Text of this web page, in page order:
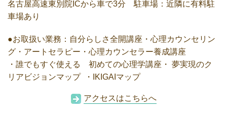
名古屋高速東別院ICから車で3分 駐車場：近隣に有料駐
車場あり
●お取扱い業務： 自分らしさ全開講座・心理カウンセリン
グ・アートセラピー・心理カウンセラー養成講座
・誰でもすぐ使える 初めての心理学講座・ 夢実現のク
リアビジョンマップ ・IKIGAIマップ
アクセスはこちらへ